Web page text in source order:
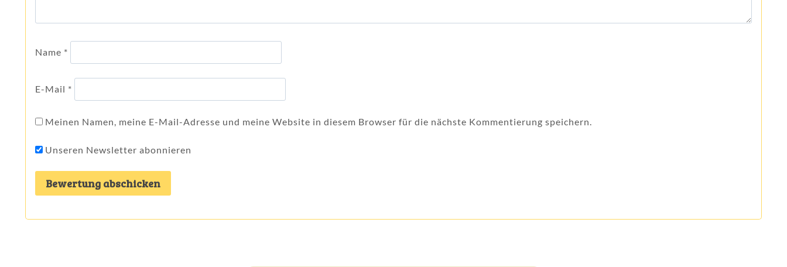
Name *
E-Mail *
Meinen Namen, meine E-Mail-Adresse und meine Website in diesem Browser für die nächste Kommentierung speichern.
Unseren Newsletter abonnieren